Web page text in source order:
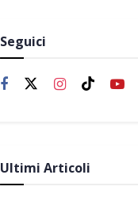
Seguici
Ultimi Articoli